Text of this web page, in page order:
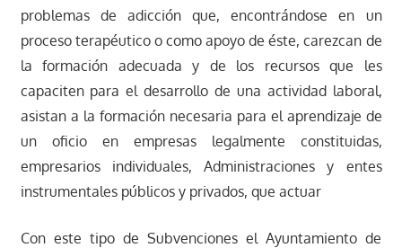
problemas de adicción que, encontrándose en un
proceso terapéutico o como apoyo de éste, carezcan de
la formación adecuada y de los recursos que les
capaciten para el desarrollo de una actividad laboral,
asistan a la formación necesaria para el aprendizaje de
un oficio en empresas legalmente constituidas,
empresarios individuales, Administraciones y entes
instrumentales públicos y privados, que actuar
Con este tipo de Subvenciones el Ayuntamiento de